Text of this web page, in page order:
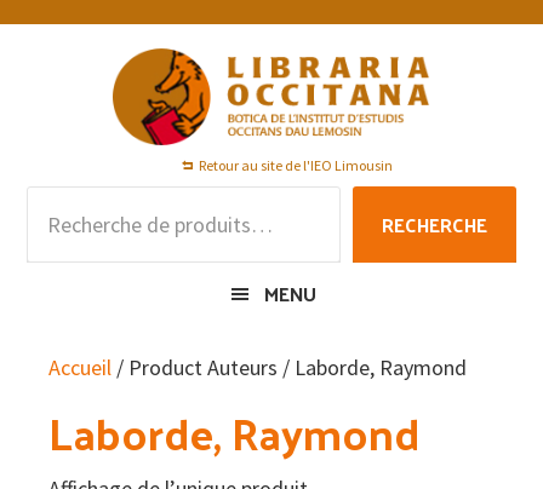
Passer
Passer
Passer
Retour au site de l'IEO Limousin
pour :
RECHERCHE
MENU
Accueil / Product Auteurs / Laborde, Raymond
Laborde, Raymond